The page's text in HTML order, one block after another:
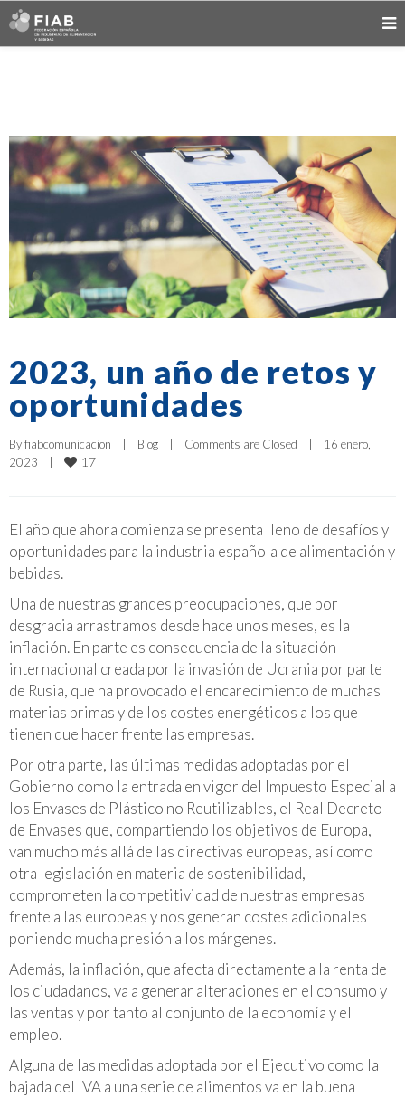
2023, un año de retos y
oportunidades
By fiabcomunicacion | Blog | Comments are Closed |
16 enero,
2023
| 17
El año que ahora comienza se presenta lleno de desafíos y
oportunidades para la industria española de alimentación y
bebidas.
Una de nuestras grandes preocupaciones, que por
desgracia arrastramos desde hace unos meses, es la
inflación. En parte es consecuencia de la situación
internacional creada por la invasión de Ucrania por parte
de Rusia, que ha provocado el encarecimiento de muchas
materias primas y de los costes energéticos a los que
tienen que hacer frente las empresas.
Por otra parte, las últimas medidas adoptadas por el
Gobierno como la entrada en vigor del Impuesto Especial a
los Envases de Plástico no Reutilizables, el Real Decreto
de Envases que, compartiendo los objetivos de Europa,
van mucho más allá de las directivas europeas, así como
otra legislación en materia de sostenibilidad,
comprometen la competitividad de nuestras empresas
frente a las europeas y nos generan costes adicionales
poniendo mucha presión a los márgenes.
Además, la inflación, que afecta directamente a la renta de
los ciudadanos, va a generar alteraciones en el consumo y
las ventas y por tanto al conjunto de la economía y el
empleo.
Alguna de las medidas adoptada por el Ejecutivo como la
bajada del IVA a una serie de alimentos va en la buena